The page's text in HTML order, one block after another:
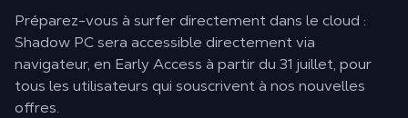
Préparez-vous à surfer directement dans le cloud :
Shadow PC sera accessible directement via
navigateur, en Early Access à partir du 31 juillet, pour
tous les utilisateurs qui souscrivent à nos nouvelles
offres.